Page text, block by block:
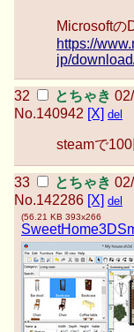
Microsoftの
https://
jp/
とちゃき
No.140942 [X] del
steamで
とちゃき
No.142286 [X] del
(56.21 KB 393x266